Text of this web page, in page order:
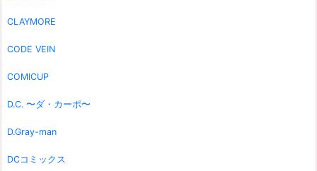
CLAYMORE
CODE VEIN
COMICUP
D.C. 〜ダ・カーポ〜
D.Gray-man
DCコミックス